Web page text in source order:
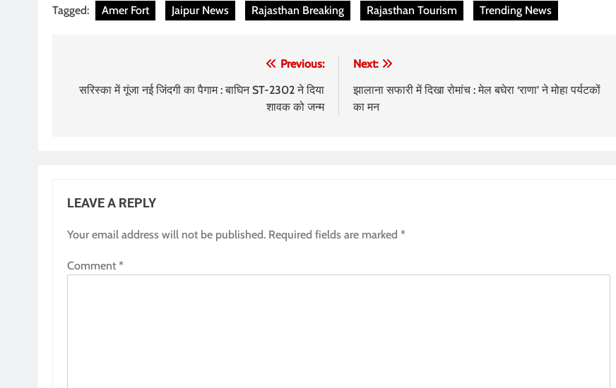
Tagged: Amer Fort Jaipur News Rajasthan Breaking Rajasthan Tourism Trending News
navigation
Previous:
सरिस्का में गूंजा नई जिंदगी का पैगाम : बाघिन ST-2302 ने दिया
शावक को जन्म
Next:
झालाना सफारी में दिखा रोमांच : मेल बघेरा ‘राणा’ ने मोहा पर्यटकों
का मन
LEAVE A REPLY
Your email address will not be published. Required fields are marked *
Comment *